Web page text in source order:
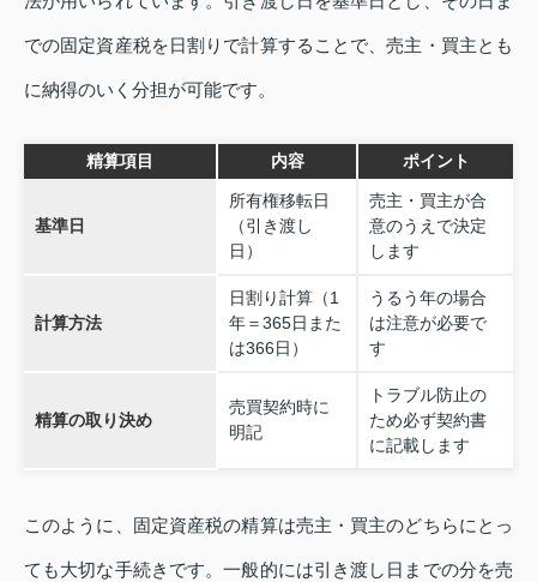
での固定資産税を日割りで計算することで、売主・買主とも
に納得のいく分担が可能です。
精算項目 内容 ポイント
基準日
所有権移転日
（引き渡し
日）
売主・買主が合
意のうえで決定
します
計算方法
日割り計算（1
年＝365日また
は366日）
うるう年の場合
は注意が必要で
す
精算の取り決め
売買契約時に
明記
トラブル防止の
ため必ず契約書
に記載します
このように、固定資産税の精算は売主・買主のどちらにとっ
ても大切な手続きです。一般的には引き渡し日までの分を売